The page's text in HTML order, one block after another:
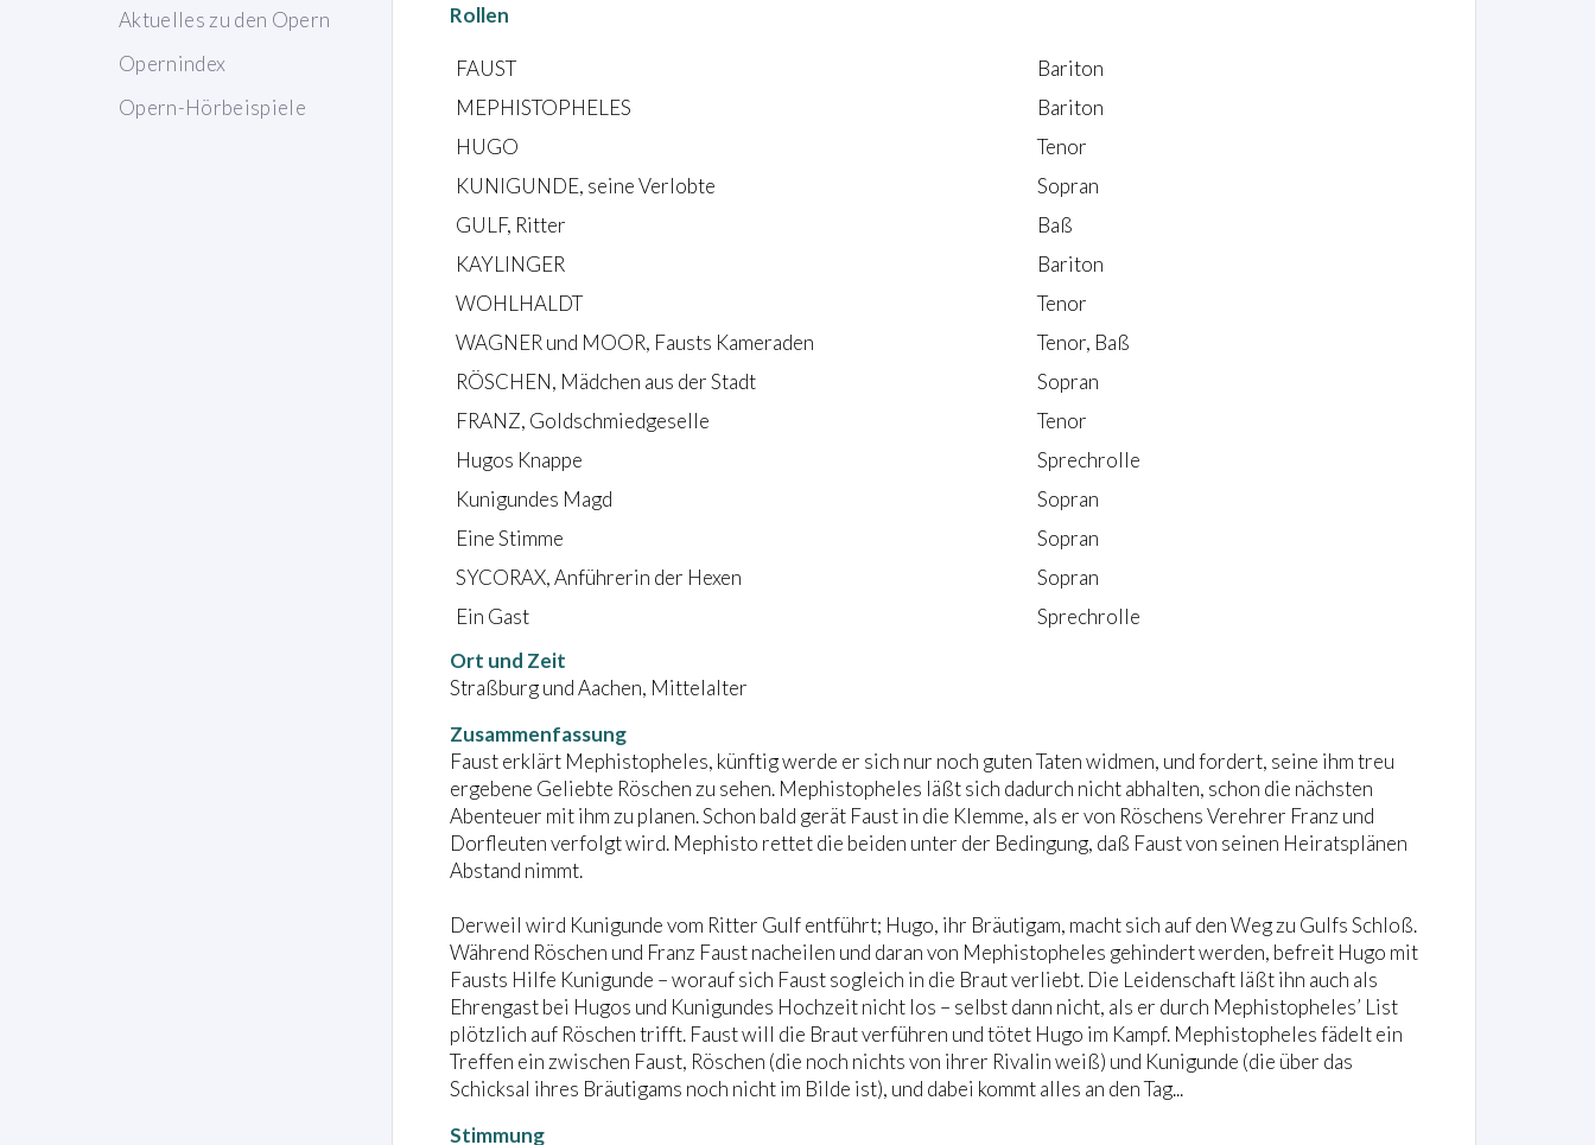
Aktuelles zu den Opern
Opernindex
Opern-Hörbeispiele
Rollen
FAUST
Bariton
MEPHISTOPHELES
Bariton
HUGO
Tenor
KUNIGUNDE, seine Verlobte
Sopran
GULF, Ritter
Baß
KAYLINGER
Bariton
WOHLHALDT
Tenor
WAGNER und MOOR, Fausts Kameraden
Tenor, Baß
RÖSCHEN, Mädchen aus der Stadt
Sopran
FRANZ, Goldschmiedgeselle
Tenor
Hugos Knappe
Sprechrolle
Kunigundes Magd
Sopran
Eine Stimme
Sopran
SYCORAX, Anführerin der Hexen
Sopran
Ein Gast
Sprechrolle
Ort und Zeit
Straßburg und Aachen, Mittelalter
Zusammenfassung
Faust erklärt Mephistopheles, künftig werde er sich nur noch guten Taten widmen, und fordert, seine ihm treu
ergebene Geliebte Röschen zu sehen. Mephistopheles läßt sich dadurch nicht abhalten, schon die nächsten
Abenteuer mit ihm zu planen. Schon bald gerät Faust in die Klemme, als er von Röschens Verehrer Franz und
Dorfleuten verfolgt wird. Mephisto rettet die beiden unter der Bedingung, daß Faust von seinen Heiratsplänen
Abstand nimmt.
Derweil wird Kunigunde vom Ritter Gulf entführt; Hugo, ihr Bräutigam, macht sich auf den Weg zu Gulfs Schloß.
Während Röschen und Franz Faust nacheilen und daran von Mephistopheles gehindert werden, befreit Hugo mit
Fausts Hilfe Kunigunde – worauf sich Faust sogleich in die Braut verliebt. Die Leidenschaft läßt ihn auch als
Ehrengast bei Hugos und Kunigundes Hochzeit nicht los – selbst dann nicht, als er durch Mephistopheles’ List
plötzlich auf Röschen trifft. Faust will die Braut verführen und tötet Hugo im Kampf. Mephistopheles fädelt ein
Treffen ein zwischen Faust, Röschen (die noch nichts von ihrer Rivalin weiß) und Kunigunde (die über das
Schicksal ihres Bräutigams noch nicht im Bilde ist), und dabei kommt alles an den Tag...
Stimmung